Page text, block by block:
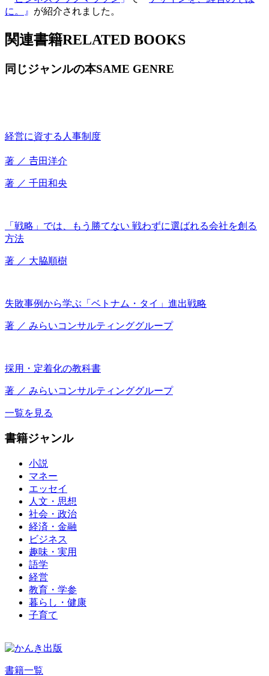
に。
』 が紹介されました 。
関連書籍RELATED BOOKS
同じジャンルの本SAME GENRE
経営に資する人事制度
著 ／ 𠮷田洋介
著 ／ 千田和央
「戦略」では、もう勝てない 戦わずに選ばれる会社を創る
方法
著 ／ 大脇順樹
失敗事例から学ぶ「ベトナム・タイ」進出戦略
著 ／ みらいコンサルティンググループ
採用・定着化の教科書
著 ／ みらいコンサルティンググループ
一覧を見る
書籍ジャンル
小説
マネー
エッセイ
人文・思想
社会・政治
経済・金融
ビジネス
趣味・実用
語学
経営
教育・学参
暮らし・健康
子育て
書籍一覧